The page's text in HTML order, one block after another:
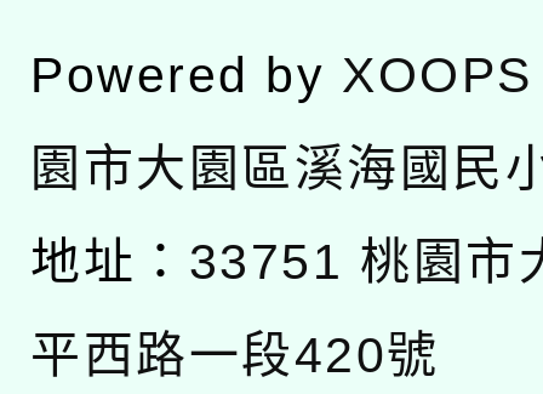
Powered by XOOPS
園市大園區溪海國民
地址： 33751 桃園市
平西路一段420號